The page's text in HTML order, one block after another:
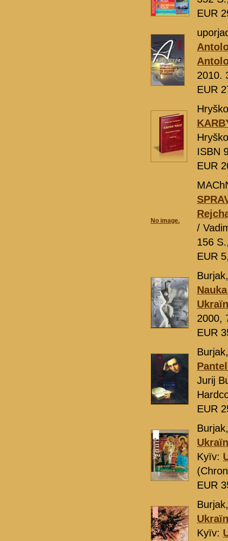
EUR
2010.
EUR
ISBN
EUR
No image.
/
156
EUR
2000,
EUR
Jurіj
EUR
Kyïv:
EUR
Kyïv: